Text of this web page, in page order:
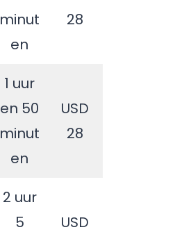
minut
en
28
1 uur
en 50
minut
en
USD
28
2 uur
5
USD